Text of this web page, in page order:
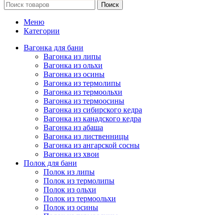
Поиск
Меню
Категории
Вагонка для бани
Вагонка из липы
Вагонка из ольхи
Вагонка из осины
Вагонка из термолипы
Вагонка из термоольхи
Вагонка из термоосины
Вагонка из сибирского кедра
Вагонка из канадского кедра
Вагонка из абаша
Вагонка из лиственницы
Вагонка из ангарской сосны
Вагонка из хвои
Полок для бани
Полок из липы
Полок из термолипы
Полок из ольхи
Полок из термоольхи
Полок из осины